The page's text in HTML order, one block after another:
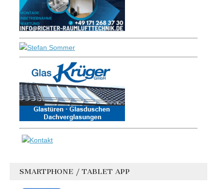
SMARTPHONE / TABLET APP